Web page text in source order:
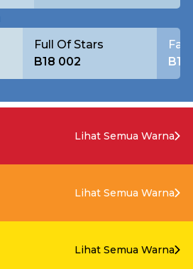
Full Of Stars
B18 002
Lihat Semua Warna
Lihat Semua Warna
Lihat Semua Warna